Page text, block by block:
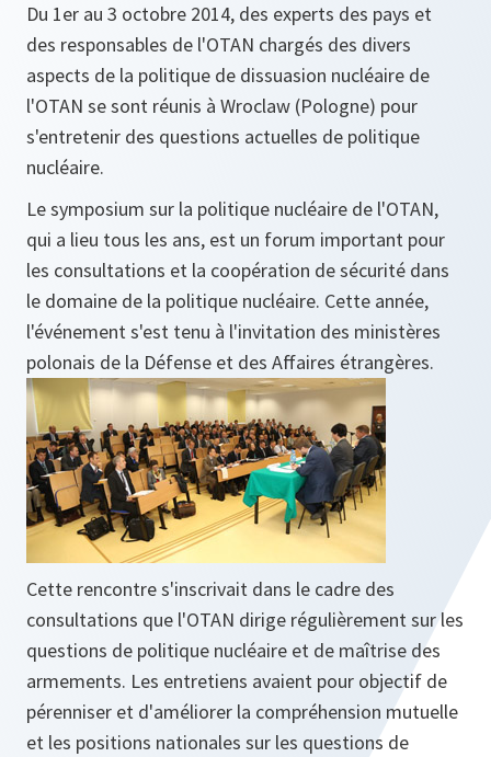
Du 1er au 3 octobre 2014, des experts des pays et
des responsables de l'OTAN chargés des divers
aspects de la politique de dissuasion nucléaire de
l'OTAN se sont réunis à Wroclaw (Pologne) pour
s'entretenir des questions actuelles de politique
nucléaire.
Le symposium sur la politique nucléaire de l'OTAN,
qui a lieu tous les ans, est un forum important pour
les consultations et la coopération de sécurité dans
le domaine de la politique nucléaire. Cette année,
l'événement s'est tenu à l'invitation des ministères
polonais de la Défense et des Affaires étrangères.
Cette rencontre s'inscrivait dans le cadre des
consultations que l'OTAN dirige régulièrement sur les
questions de politique nucléaire et de maîtrise des
armements. Les entretiens avaient pour objectif de
pérenniser et d'améliorer la compréhension mutuelle
et les positions nationales sur les questions de